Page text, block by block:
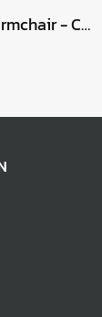
JACK | Dining armchair - Charcoal